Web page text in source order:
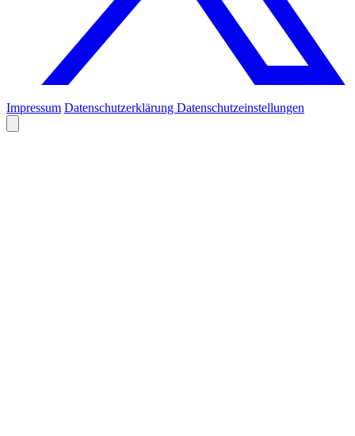
Impressum Datenschutzerklärung Datenschutzeinstellungen